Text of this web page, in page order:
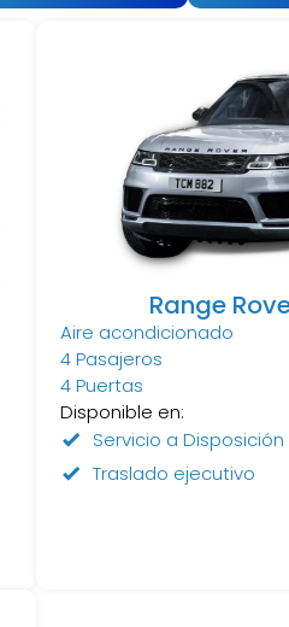
Range
Aire acondicionado
4 Pasajeros
4 Puertas
Disponible en:
Servicio a Disposición
Traslado ejecutivo